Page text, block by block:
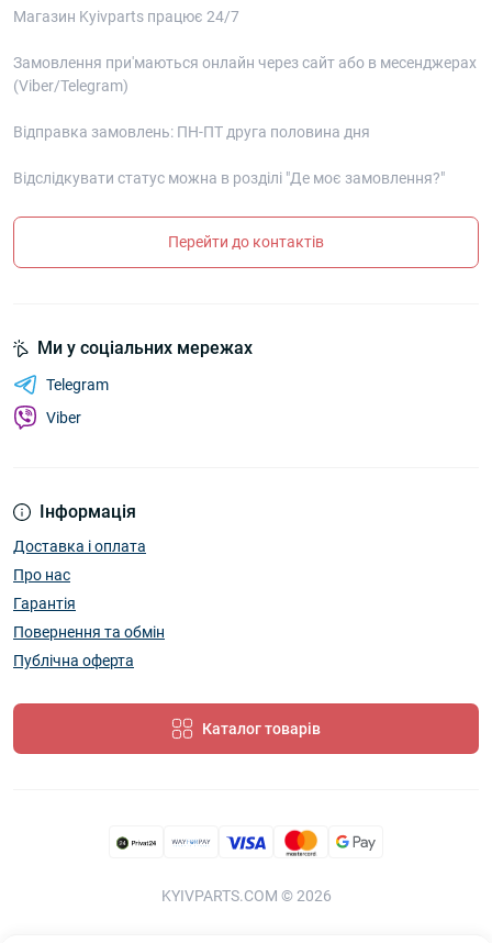
Магазин Kyivparts працює 24/7
Замовлення при'маються онлайн через сайт або в месенджерах
(Viber/Telegram)
Відправка замовлень: ПН-ПТ друга половина дня
Відслідкувати статус можна в розділі "Де моє замовлення?"
Перейти до контактів
Інформація
Доставка і оплата
Про нас
Гарантія
Повернення та обмін
Публічна оферта
Каталог товарів
Ми у соціальних мережах
Telegram
Viber
KYIVPARTS.COM © 2026